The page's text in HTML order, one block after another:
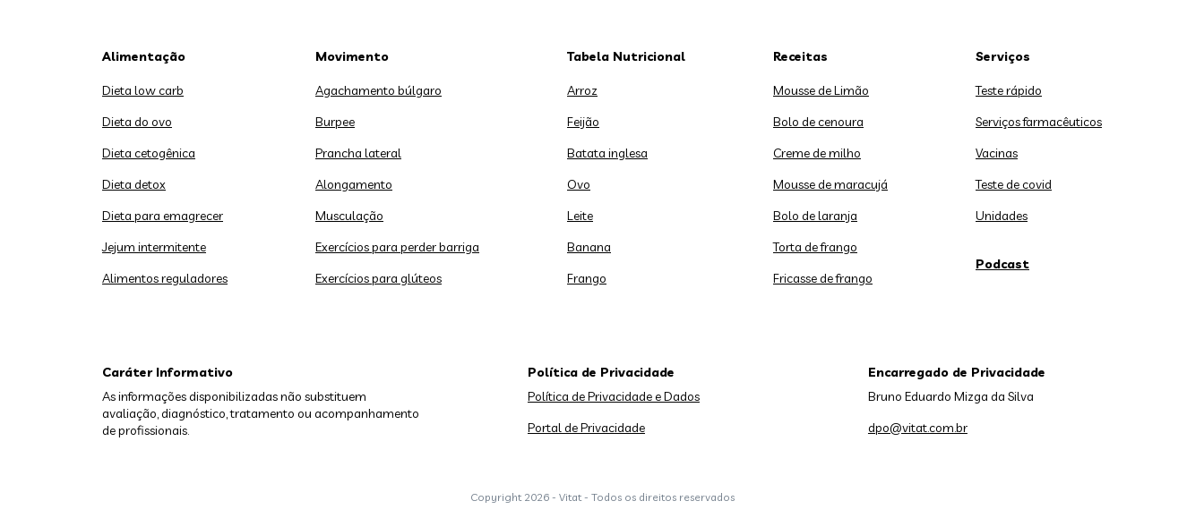
Alimentação
Dieta low carb
Dieta do ovo
Dieta cetogênica
Dieta detox
Dieta para emagrecer
Jejum intermitente
Alimentos reguladores
Movimento
Agachamento búlgaro
Burpee
Prancha lateral
Alongamento
Musculação
Exercícios para perder barriga
Exercícios para glúteos
Tabela Nutricional
Arroz
Feijão
Batata inglesa
Ovo
Leite
Banana
Frango
Receitas
Mousse de Limão
Bolo de cenoura
Creme de milho
Mousse de maracujá
Bolo de laranja
Torta de frango
Fricasse de frango
Serviços
Teste rápido
Serviços farmacêuticos
Vacinas
Teste de covid
Unidades
Podcast
Caráter Informativo
As informações disponibilizadas não substituem
avaliação, diagnóstico, tratamento ou acompanhamento
de profissionais.
Política de Privacidade
Política de Privacidade e Dados
Portal de Privacidade
Encarregado de Privacidade
Bruno Eduardo Mizga da Silva
dpo@vitat.com.br
Copyright 2026 - Vitat - Todos os direitos reservados